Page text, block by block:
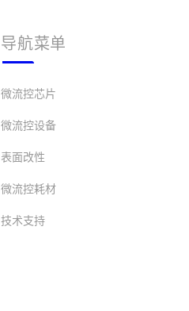
导航菜单
微流控芯片
微流控设备
表面改性
微流控耗材
技术支持